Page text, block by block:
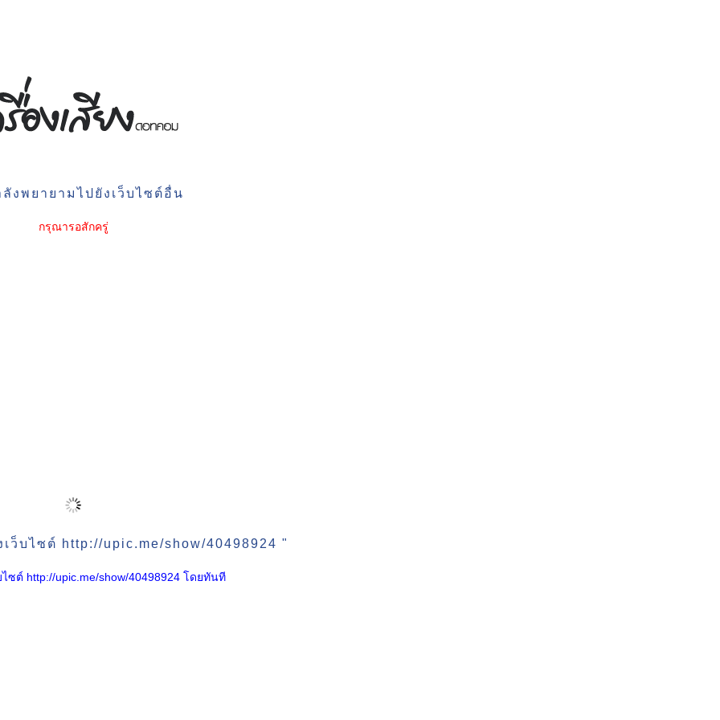
งพยายามไปยังเว็บไซต์อื่น
กรุณารอสักครู่
ว็บไซต์ http://upic.me/show/40498924 "
ซต์ http://upic.me/show/40498924 โดยทันที